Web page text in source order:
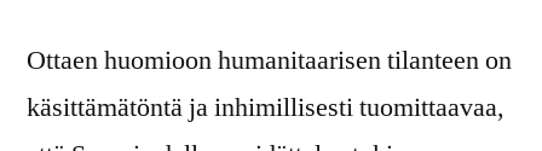
Ottaen huomioon humanitaarisen tilanteen on
käsittämätöntä ja inhimillisesti tuomittaavaa,